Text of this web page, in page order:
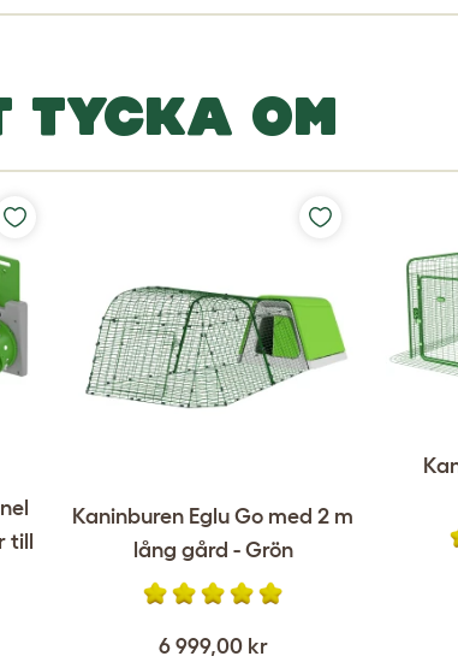
TYCKA OM
till
Kaninburen Eglu Go med 2 m
lång gård - Grön
6 999,00 kr